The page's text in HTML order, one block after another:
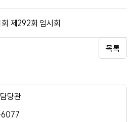
제292회 임시회
목록
당관